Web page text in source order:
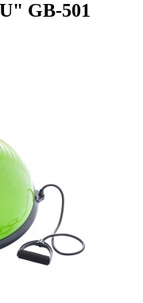
GB-501